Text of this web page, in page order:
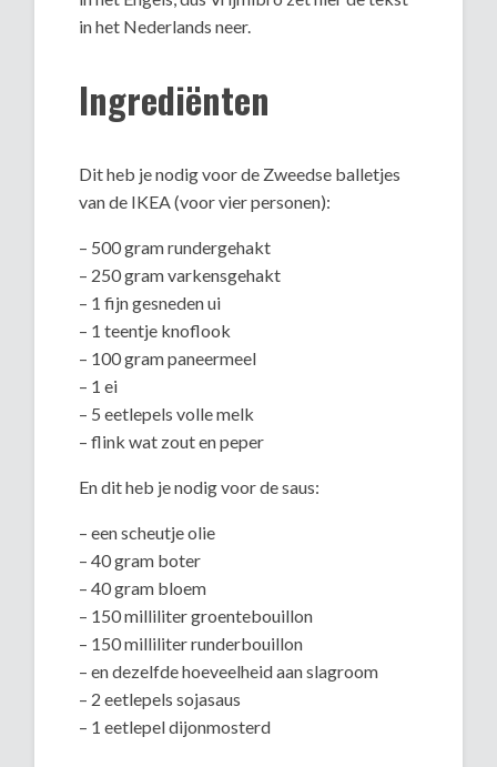
in het Nederlands neer.
Ingrediënten
Dit heb je nodig voor de Zweedse balletjes
van de IKEA (voor vier personen):
– 500 gram rundergehakt
– 250 gram varkensgehakt
– 1 fijn gesneden ui
– 1 teentje knoflook
– 100 gram paneermeel
– 1 ei
– 5 eetlepels volle melk
– flink wat zout en peper
En dit heb je nodig voor de saus:
– een scheutje olie
– 40 gram boter
– 40 gram bloem
– 150 milliliter groentebouillon
– 150 milliliter runderbouillon
– en dezelfde hoeveelheid aan slagroom
– 2 eetlepels sojasaus
– 1 eetlepel dijonmosterd